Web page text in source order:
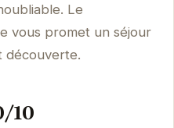
Le
vous promet un séjour
découverte.
10